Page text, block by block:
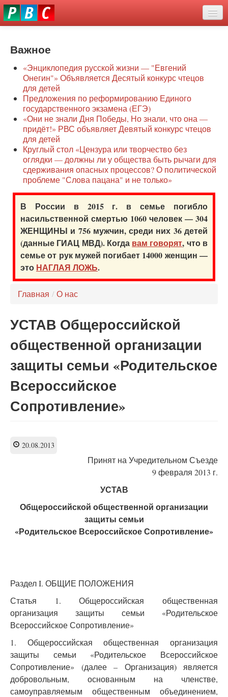
Перейти
к
О нас
Защита семей
Образование
Наше сопротивление
Регионы
Видео
Важное
«Энциклопедия русской жизни — "Евгений
Онегин"» Объявляется Десятый конкурс чтецов
для детей
Предложения по реформированию Единого
государственного экзамена (ЕГЭ)
«Они не знали Дня Победы, Но знали, что она —
придёт!» РВС объявляет Девятый конкурс чтецов
для детей
Круглый стол «Цензура или творчество без
оглядки — должны ли у общества быть рычаги для
сдерживания опасных процессов? О политической
проблеме "Слова пацана" и не только»
В России в 2015 г. в семье погибло
насильственной смертью 1060 человек — 304
ЖЕНЩИНЫ и 756 мужчин, среди них 36 детей
(данные ГИАЦ МВД). Когда вам говорят, что в
семье от рук мужей погибает 14000 женщин —
это НАГЛАЯ ЛОЖЬ.
Главная / О нас
УСТАВ Общероссийской
общественной организации
защиты семьи «Родительское
Всероссийское
Сопротивление»
20.08.2013
Принят на Учредительном Съезде
9 февраля 2013 г.
УСТАВ
Общероссийской общественной организации
защиты семьи
«Родительское Всероссийское Сопротивление»
Раздел I. ОБЩИЕ ПОЛОЖЕНИЯ
Статья 1. Общероссийская общественная
организация защиты семьи «Родительское
Всероссийское Сопротивление»
1. Общероссийская общественная организация
защиты семьи «Родительское Всероссийское
Сопротивление» (далее – Организация) является
добровольным, основанным на членстве,
самоуправляемым общественным объединением,